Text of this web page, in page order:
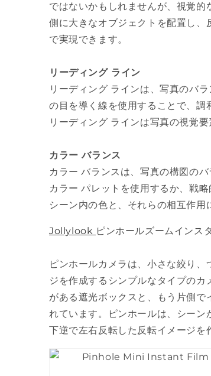
ではないかもしれませんが、視覚
側に大きなオブジェクトを配置し、
で実現できます。
リーディング ライン
リーディング ラインは、写真のバ
の目を導く線を使用することで、調
リーディング ラインは写真の視覚
カラー バランス
カラー バランスは、写真の構図の
カラー パレットを使用するか、戦
シーン内の色と、それらの相互作用
Jollylook ピンホールズームインス
ピンホールカメラは、小さな絞り
ジを作成するシンプルなタイプの
がある遮光ボックスと、もう片側
れています。ピンホールは、シー
下逆で左右反転した反転イメージを